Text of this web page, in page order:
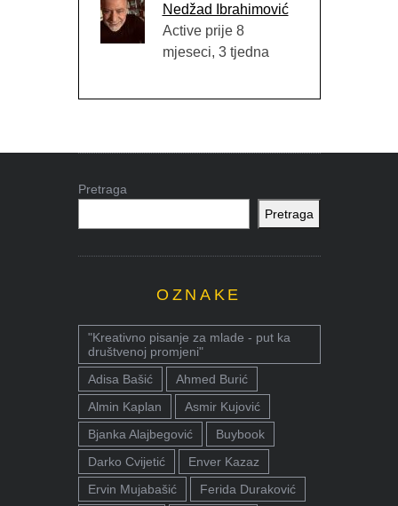
Nedžad Ibrahimović
Active prije 8
mjeseci, 3 tjedna
Pretraga
Pretraga
OZNAKE
"Kreativno pisanje za mlade - put ka
društvenoj promjeni"
Adisa Bašić
Ahmed Burić
Almin Kaplan
Asmir Kujović
Bjanka Alajbegović
Buybook
Darko Cvijetić
Enver Kazaz
Ervin Mujabašić
Ferida Duraković